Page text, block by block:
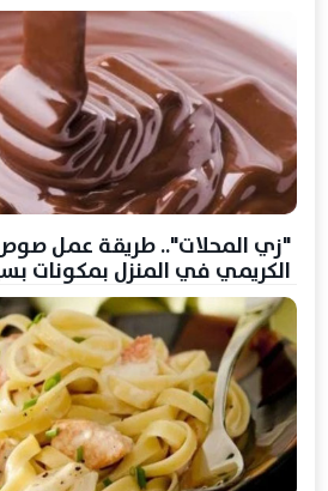
"زي المحلات".. طريقة عمل
الكريمي في المنزل بمكونات